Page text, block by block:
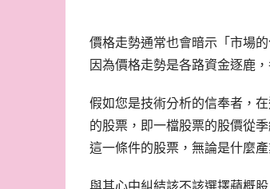
價格走勢通常也會暗示「市場的
因為價格走勢是各路資金逐鹿
假如您是技術分析的信奉者，
的股票，即一檔股票的股價從
這一條件的股票，無論是什麼